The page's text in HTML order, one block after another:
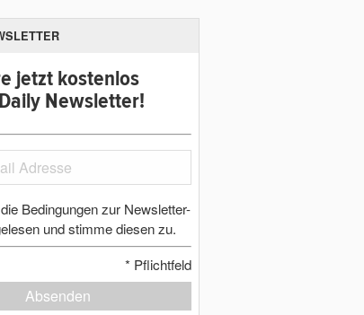
jetzt kostenlos
Newsletter!
Bedingungen zur Newsletter-
und stimme diesen zu.
* Pflichtfeld
Absenden